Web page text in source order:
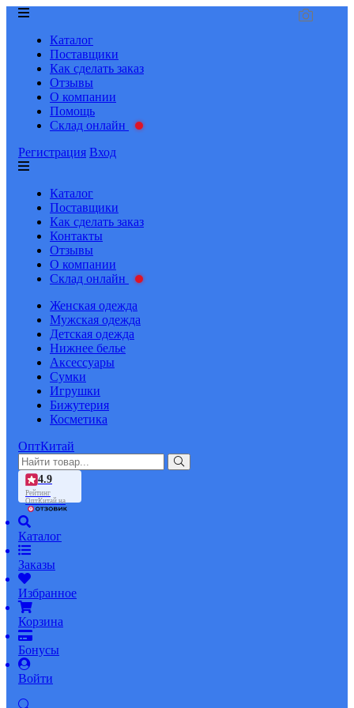
Каталог
Поставщики
Как сделать заказ
Отзывы
О компании
Помощь
Склад онлайн
Регистрация Вход
Каталог
Поставщики
Как сделать заказ
Контакты
Отзывы
О компании
Склад онлайн
Женская одежда
Мужская одежда
Детская одежда
Нижнее белье
Аксессуары
Сумки
Игрушки
Бижутерия
Косметика
ОптКитай
4.9
Рейтинг
ОптКитай на
Каталог
Заказы
Избранное
Корзина
Бонусы
Войти